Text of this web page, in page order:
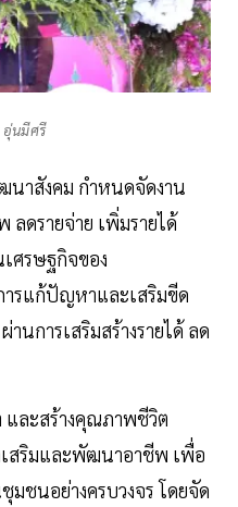
อุ่นมีศรี
นาสังคม กำหนดจัดงาน
ลดรายจ่าย เพิ่มรายได้
ศรษฐกิจของ
รแก้ปัญหาและเสริมขีด
นการเสริมสร้างรายได้ ลด
และสร้างคุณภาพชีวิต
สริมและพัฒนาอาชีพ เพื่อ
มชนอย่างครบวงจร โดยจัด